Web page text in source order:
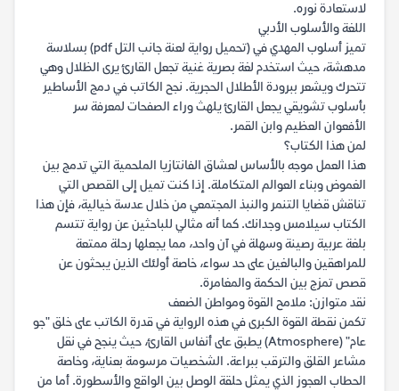
لاستعادة نوره.
اللغة والأسلوب الأدبي
تميز أسلوب المهدي في (تحميل رواية لعنة جانب التل pdf) بسلاسة
مدهشة، حيث استخدم لغة بصرية غنية تجعل القارئ يرى الظلال وهي
تتحرك ويشعر ببرودة الأطلال الحجرية. نجح الكاتب في دمج الأساطير
بأسلوب تشويقي يجعل القارئ يلهث وراء الصفحات لمعرفة سر
الأفعوان العظيم وابن القمر.
لمن هذا الكتاب؟
هذا العمل موجه بالأساس لعشاق الفانتازيا الملحمية التي تدمج بين
الغموض وبناء العوالم المتكاملة. إذا كنت تميل إلى القصص التي
تناقش قضايا التنمر والنبذ المجتمعي من خلال عدسة خيالية، فإن هذا
الكتاب سيلامس وجدانك. كما أنه مثالي للباحثين عن رواية تتسم
بلغة عربية رصينة وسهلة في آن واحد، مما يجعلها رحلة ممتعة
للمراهقين والبالغين على حد سواء، خاصة أولئك الذين يبحثون عن
قصص تمزج بين الحكمة والمغامرة.
نقد متوازن: ملامح القوة ومواطن الضعف
تكمن نقطة القوة الكبرى في هذه الرواية في قدرة الكاتب على خلق "جو
عام" (Atmosphere) يطبق على أنفاس القارئ، حيث ينجح في نقل
مشاعر القلق والترقب ببراعة. الشخصيات مرسومة بعناية، وخاصة
الحطاب العجوز الذي يمثل حلقة الوصل بين الواقع والأسطورة. أما من